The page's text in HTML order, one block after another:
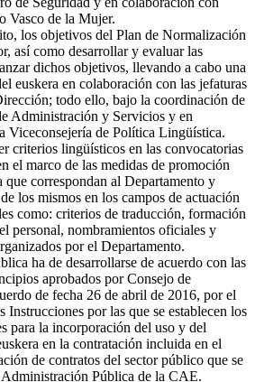
Vasco de la Mujer.
los objetivos del Plan de Normalización
así como desarrollar y evaluar las
dichos objetivos, llevando a cabo una
euskera en colaboración con las jefaturas
todo ello, bajo la coordinación de
Administración y Servicios y en
Viceconsejería de Política Lingüística.
criterios lingüísticos en las convocatorias
el marco de las medidas de promoción
que correspondan al Departamento y
los mismos en los campos de actuación
como: criterios de traducción, formación
personal, nombramientos oficiales y
por el Departamento.
ha de desarrollarse de acuerdo con las
aprobados por Consejo de
de fecha 26 de abril de 2016, por el
Instrucciones por las que se establecen los
para la incorporación del uso y del
en la contratación incluida en el
de contratos del sector público que se
Pública de la CAE.